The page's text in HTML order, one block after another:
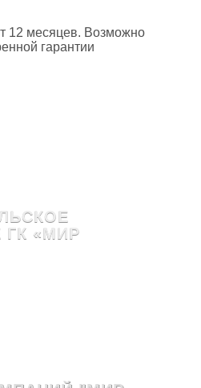
12 месяцев. Возможно
гарантии
«МИР